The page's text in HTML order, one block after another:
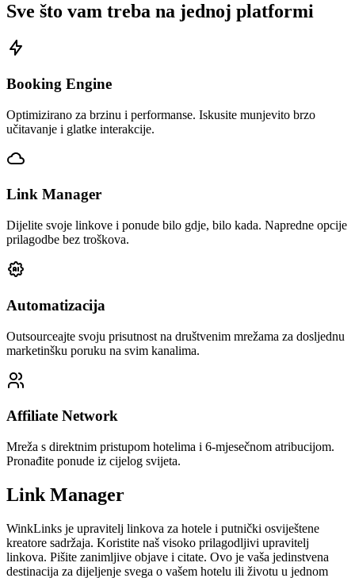
Sve što vam treba na jednoj platformi
Booking Engine
Optimizirano za brzinu i performanse. Iskusite munjevito brzo
učitavanje i glatke interakcije.
Link Manager
Dijelite svoje linkove i ponude bilo gdje, bilo kada. Napredne opcije
prilagodbe bez troškova.
Automatizacija
Outsourceajte svoju prisutnost na društvenim mrežama za dosljednu
marketinšku poruku na svim kanalima.
Affiliate Network
Mreža s direktnim pristupom hotelima i 6-mjesečnom atribucijom.
Pronađite ponude iz cijelog svijeta.
Link Manager
WinkLinks je upravitelj linkova za hotele i putnički osviještene
kreatore sadržaja. Koristite naš visoko prilagodljivi upravitelj
linkova. Pišite zanimljive objave i citate. Ovo je vaša jedinstvena
destinacija za dijeljenje svega o vašem hotelu ili životu u jednom